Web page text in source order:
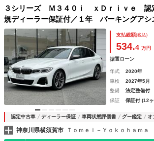
３シリーズ Ｍ３４０ｉ ｘＤｒｉｖｅ 認
規ディーラー保証付／１年 パーキングア
ジ ヘッドアップディスプレイ 禁煙 ブラ
レザー レーザーＬＥＤヘッドライト 全
ビューカメラ
支払総額(税込)
534.4 万円
据置ローン
年式 2020年
車検
2027年5月
整備
法定整備付
保証
保証付 (12
認定中古車 ディーラー保証 車両状態評価書 グー鑑定 オ
神奈川県横須賀市